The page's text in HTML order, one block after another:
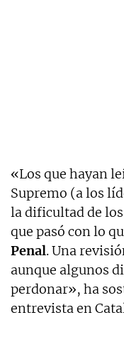
«Los que hayan
Supremo (a los
la dificultad de
que pasó con lo
Penal. Una
aunque algunos
perdonar», ha
entrevista en